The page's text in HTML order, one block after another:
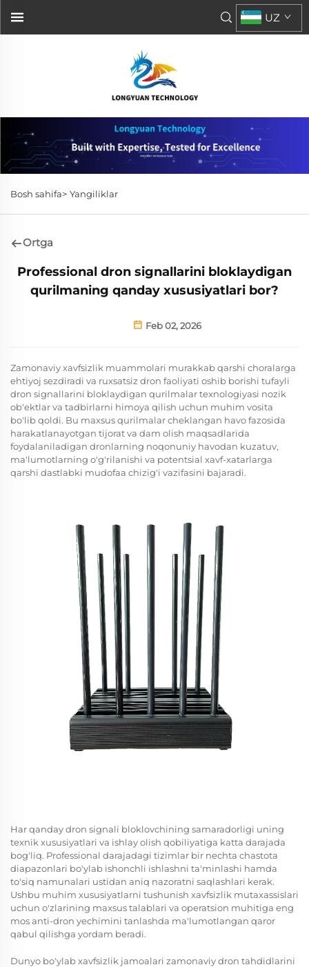
UZ
Bosh sahifa> Yangiliklar
Ortga
Professional dron signallarini bloklaydigan
qurilmaning qanday xususiyatlari bor?
Feb 02, 2026
Zamonaviy xavfsizlik muammolari murakkab qarshi choralarga
ehtiyoj sezdiradi va ruxsatsiz dron faoliyati oshib borishi tufayli
dron signallarini bloklaydigan qurilmalar texnologiyasi nozik
ob'ektlar va tadbirlarni himoya qilish uchun muhim vosita
bo'lib qoldi. Bu maxsus qurilmalar cheklangan havo fazosida
harakatlanayotgan tijorat va dam olish maqsadlarida
foydalaniladigan dronlarning noqonuniy havodan kuzatuv,
ma'lumotlarning o'g'rilanishi va potentsial xavf-xatarlarga
qarshi dastlabki mudofaa chizig'i vazifasini bajaradi.
Har qanday dron signali bloklovchining samaradorligi uning
texnik xususiyatlari va ishlay olish qobiliyatiga katta darajada
bog'liq. Professional darajadagi tizimlar bir nechta chastota
diapazonlari bo'ylab ishonchli ishlashni ta'minlashi hamda
to'siq namunalari ustidan aniq nazoratni saqlashlari kerak.
Ushbu muhim xususiyatlarni tushunish xavfsizlik mutaxassislari
uchun o'zlarining maxsus talablari va operatsion muhitiga eng
mos anti-dron yechimini tanlashda ma'lumotlangan qaror
qabul qilishga yordam beradi.
Dunyo bo'ylab xavfsizlik jamoalari zamonaviy dron tahdidlarini